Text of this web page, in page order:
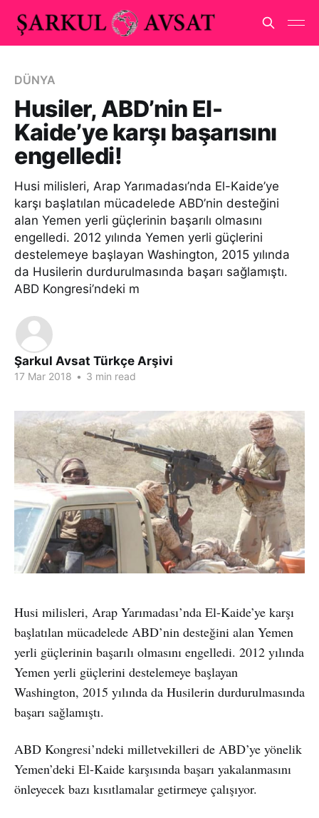
DÜNYA
Husiler, ABD’nin El-
Kaide’ye karşı başarısını
engelledi!
Husi milisleri, Arap Yarımadası’nda El-Kaide’ye
karşı başlatılan mücadelede ABD’nin desteğini
alan Yemen yerli güçlerinin başarılı olmasını
engelledi. 2012 yılında Yemen yerli güçlerini
destelemeye başlayan Washington, 2015 yılında
da Husilerin durdurulmasında başarı sağlamıştı.
ABD Kongresi’ndeki m
Şarkul Avsat Türkçe Arşivi
17 Mar 2018 • 3 min read
Husi milisleri, Arap Yarımadası’nda El-Kaide’ye karşı
başlatılan mücadelede ABD’nin desteğini alan Yemen
yerli güçlerinin başarılı olmasını engelledi. 2012 yılında
Yemen yerli güçlerini destelemeye başlayan
Washington, 2015 yılında da Husilerin durdurulmasında
başarı sağlamıştı.
ABD Kongresi’ndeki milletvekilleri de ABD’ye yönelik
Yemen’deki El-Kaide karşısında başarı yakalanmasını
önleyecek bazı kısıtlamalar getirmeye çalışıyor.